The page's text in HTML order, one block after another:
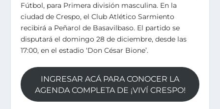
Fútbol, para Primera división masculina. En la
ciudad de Crespo, el Club Atlético Sarmiento
recibirá a Peñarol de Basavilbaso. El partido se
disputará el domingo 28 de diciembre, desde las
17:00, en el estadio ‘Don César Bione’.
INGRESAR ACÁ PARA CONOCER LA
AGENDA COMPLETA DE ¡VIVÍ CRESPO!